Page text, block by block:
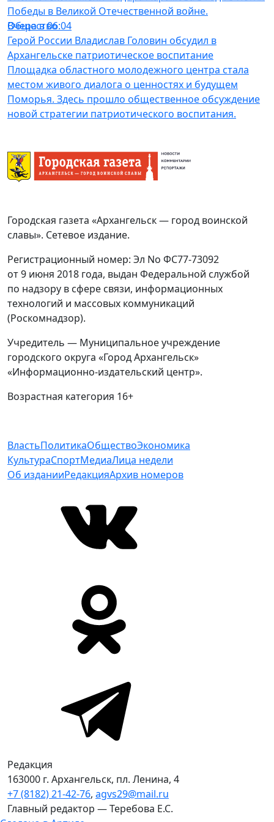
Победы в Великой Отечественной войне.
Общество
Вчера в 06:04
Герой России Владислав Головин обсудил в
Архангельске патриотическое воспитание
Площадка областного молодежного центра стала
местом живого диалога о ценностях и будущем
Поморья. Здесь прошло общественное обсуждение
новой стратегии патриотического воспитания.
Городская газета «Архангельск — город воинской
славы». Сетевое издание.
Регистрационный номер: Эл No ФС77-73092
от 9 июня 2018 года, выдан Федеральной службой
по надзору в сфере связи, информационных
технологий и массовых коммуникаций
(Роскомнадзор).
Учредитель — Муниципальное учреждение
городского округа «Город Архангельск»
«Информационно-издательский центр».
Возрастная категория 16+
ВластьПолитикаОбществоЭкономика
КультураСпортМедиаЛица недели
Об изданииРедакцияАрхив номеров
Редакция
163000 г. Архангельск, пл. Ленина, 4
+7 (8182) 21-42-76, agvs29@mail.ru
Главный редактор — Теребова Е.С.